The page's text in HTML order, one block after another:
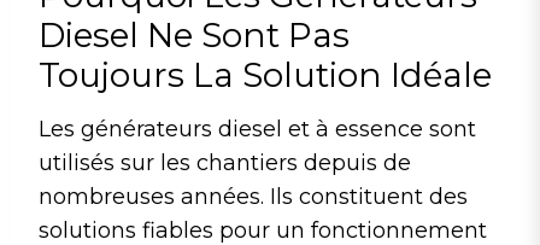
Diesel Ne Sont Pas
Toujours La Solution Idéale
Les générateurs diesel et à essence sont
utilisés sur les chantiers depuis de
nombreuses années. Ils constituent des
solutions fiables pour un fonctionnement